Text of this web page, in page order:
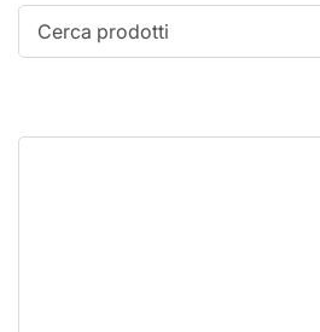
Cerca
prodotti